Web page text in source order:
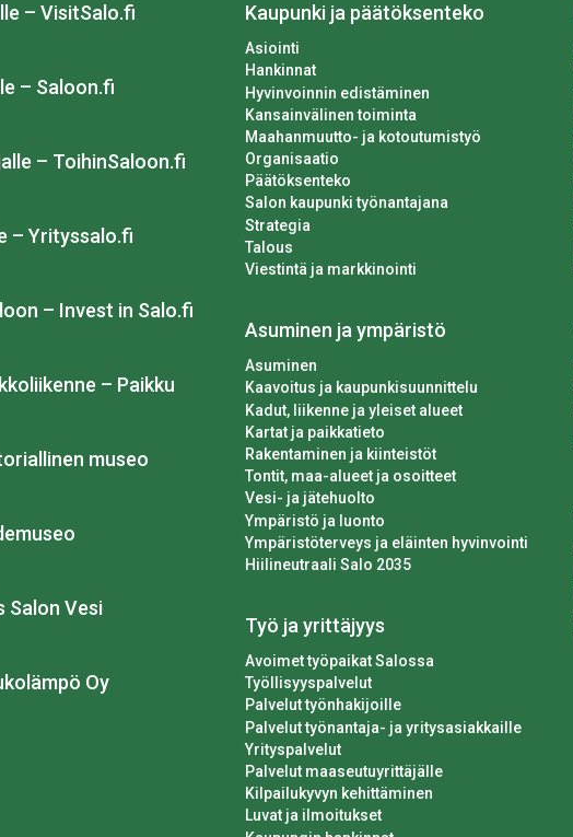
– VisitSalo.fi
– Saloon.fi
– ToihinSaloon.fi
– Yrityssalo.fi
– Invest in Salo.fi
– Paikku
museo
Salon Vesi
Oy
Kaupunki ja päätöksenteko
Asiointi
Hankinnat
Hyvinvoinnin edistäminen
Kansainvälinen toiminta
Maahanmuutto- ja kotoutumistyö
Organisaatio
Päätöksenteko
Salon kaupunki työnantajana
Strategia
Talous
Viestintä ja markkinointi
Asuminen ja ympäristö
Asuminen
Kaavoitus ja kaupunkisuunnittelu
Kadut, liikenne ja yleiset alueet
Kartat ja paikkatieto
Rakentaminen ja kiinteistöt
Tontit, maa-alueet ja osoitteet
Vesi- ja jätehuolto
Ympäristö ja luonto
Ympäristöterveys ja eläinten hyvinvointi
Hiilineutraali Salo 2035
Työ ja yrittäjyys
Avoimet työpaikat Salossa
Työllisyyspalvelut
Palvelut työnhakijoille
Palvelut työnantaja- ja yritysasiakkaille
Yrityspalvelut
Palvelut maaseutuyrittäjälle
Kilpailukyvyn kehittäminen
Luvat ja ilmoitukset